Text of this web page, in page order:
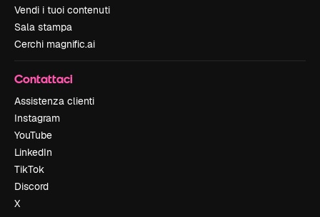
Vendi i tuoi contenuti
Sala stampa
Cerchi magnific.ai
Contattaci
Assistenza clienti
Instagram
YouTube
LinkedIn
TikTok
Discord
X